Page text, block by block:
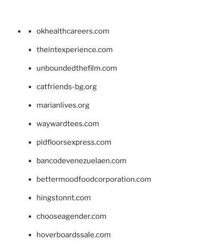
okhealthcareers.com
theintexperience.com
unboundedthefilm.com
catfriends-bg.org
marianlives.org
waywardtees.com
pidfloorsexpress.com
bancodevenezuelaen.com
bettermoodfoodcorporation.com
hingstonnt.com
chooseagender.com
hoverboardssale.com